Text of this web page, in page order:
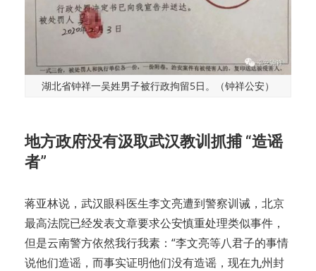
湖北省钟祥一吴姓男子被行政拘留5日。（钟祥公安）
地方政府没有汲取武汉教训抓捕 “造谣
者”
蒋亚林说，武汉眼科医生李文亮遭到警察训诫，北京
最高法院已经发表文章要求公安慎重处理类似事件，
但是云南警方依然我行我素：“李文亮等八君子的事情
说他们造谣，而事实证明他们没有造谣，现在九州封